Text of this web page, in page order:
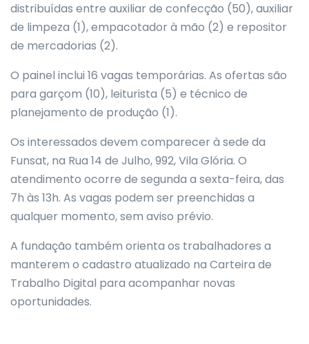
distribuídas entre auxiliar de confecção (50), auxiliar
de limpeza (1), empacotador à mão (2) e repositor
de mercadorias (2).
O painel inclui 16 vagas temporárias. As ofertas são
para garçom (10), leiturista (5) e técnico de
planejamento de produção (1).
Os interessados devem comparecer à sede da
Funsat, na Rua 14 de Julho, 992, Vila Glória. O
atendimento ocorre de segunda a sexta-feira, das
7h às 13h. As vagas podem ser preenchidas a
qualquer momento, sem aviso prévio.
A fundação também orienta os trabalhadores a
manterem o cadastro atualizado na Carteira de
Trabalho Digital para acompanhar novas
oportunidades.